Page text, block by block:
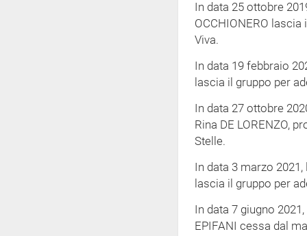
In data 25 ottobre
OCCHIONERO
Viva.
In data 19 febbraio
lascia il gruppo per
In data 27 ottobre
Rina DE LORENZO,
Stelle.
In data 3 marzo
lascia il gruppo per
In data 7 giugno
EPIFANI cessa dal